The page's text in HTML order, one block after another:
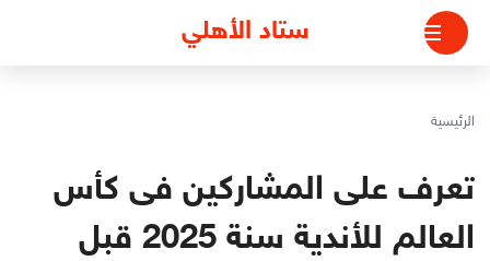
التجاوز
المحتوى
ستاد الأهلي
الرئيسية
تعرف على المشاركين فى كأس
العالم للأندية سنة 2025 قبل